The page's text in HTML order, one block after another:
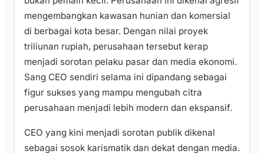
mengembangkan kawasan hunian dan komersial
di berbagai kota besar. Dengan nilai proyek
triliunan rupiah, perusahaan tersebut kerap
menjadi sorotan pelaku pasar dan media ekonomi.
Sang CEO sendiri selama ini dipandang sebagai
figur sukses yang mampu mengubah citra
perusahaan menjadi lebih modern dan ekspansif.
CEO yang kini menjadi sorotan publik dikenal
sebagai sosok karismatik dan dekat dengan media.